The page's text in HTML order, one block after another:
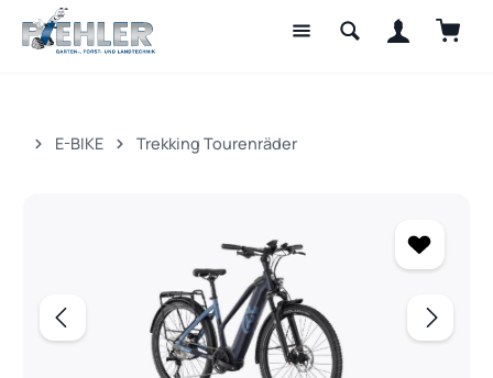
Zum Hauptinhalt springen
E-BIKE Trekking Tourenräder